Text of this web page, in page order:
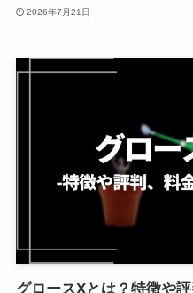
2026年7月21日
グロースXとは？特徴や